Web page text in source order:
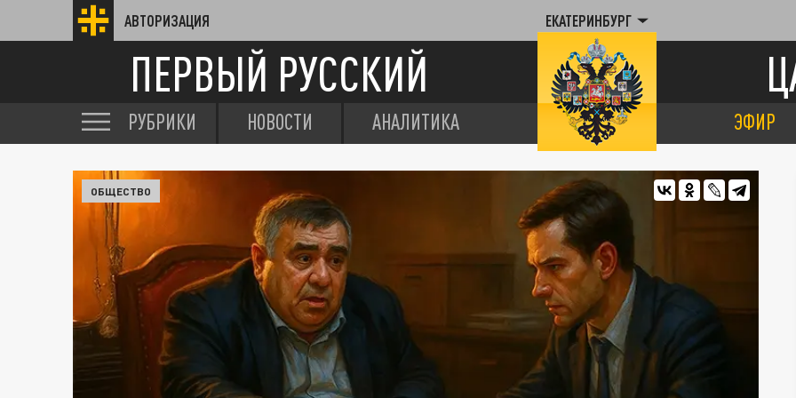
АВТОРИЗАЦИЯ ЕКАТЕРИНБУРГ
ПЕРВЫЙ РУССКИЙ
РУБРИКИ НОВОСТИ АНАЛИТИКА ЭФИР
ОБЩЕСТВО